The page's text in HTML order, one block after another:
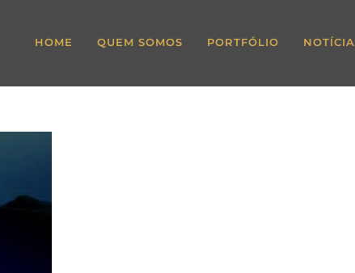
HOME QUEM SOMOS PORTFÓLIO